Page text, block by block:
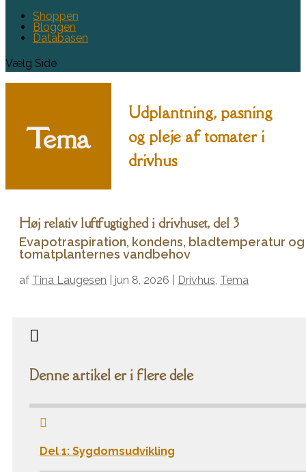
Shoppen
Bloggen
Databasen
Vælg Side
Tema
Udplantning, pasning
og pleje af tomater i
drivhus
Høj relativ luftfugtighed i drivhuset, del 3
Evapotraspiration, kondens, bladtemperatur og
tomatplanternes vandbehov
af Tina Laugesen jun 8, 2026 Drivhus, Tema

Denne artikel er i flere dele

Del 1: Sygdomsudvikling